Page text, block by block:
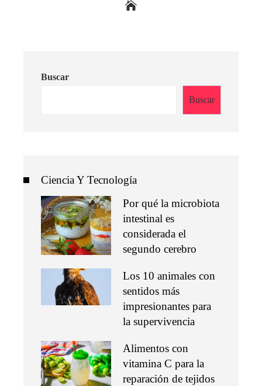
Buscar
Buscar
Ciencia Y Tecnología
Por qué la microbiota
intestinal es
considerada el
segundo cerebro
Los 10 animales con
sentidos más
impresionantes para
la supervivencia
Alimentos con
vitamina C para la
reparación de tejidos